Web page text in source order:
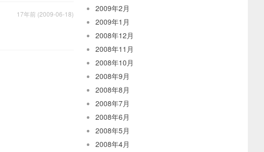
17年前 (2009-06-18)
2009年2月
2009年1月
2008年12月
2008年11月
2008年10月
2008年9月
2008年8月
2008年7月
2008年6月
2008年5月
2008年4月